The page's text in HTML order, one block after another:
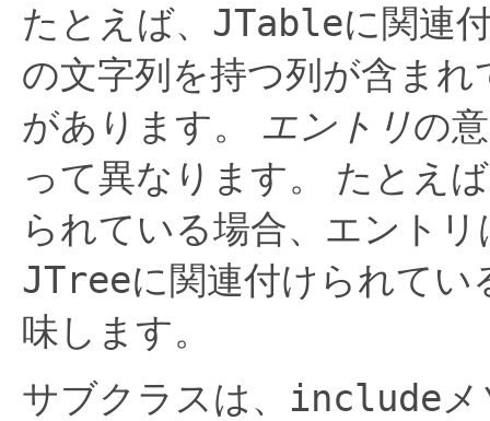
たとえば、 JTableに関連
の文字列を持つ列が含ま
があります。
エントリの
って異なります。
たとえ
られている場合、エント
JTreeに関連付けられてい
味します。
サブクラスは、 include